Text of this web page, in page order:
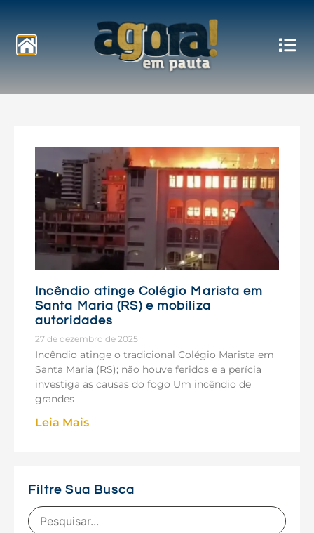
Notícias
Incêndio atinge Colégio Marista em
Santa Maria (RS) e mobiliza
autoridades
27 de dezembro de 2025
Incêndio atinge o tradicional Colégio Marista em
Santa Maria (RS); não houve feridos e a perícia
investiga as causas do fogo Um incêndio de
grandes
Leia Mais
Filtre Sua Busca